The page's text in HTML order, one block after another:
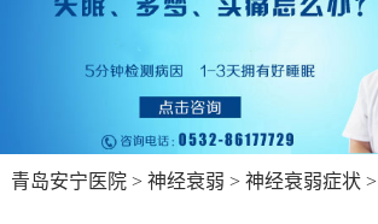
青岛安宁医院> 神经衰弱 > 神经衰弱症状>